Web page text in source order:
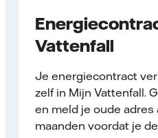
Vattenfall
Je energiecontract
zelf in Mijn Vattenfall.
en meld je oude adres
maanden voordat je